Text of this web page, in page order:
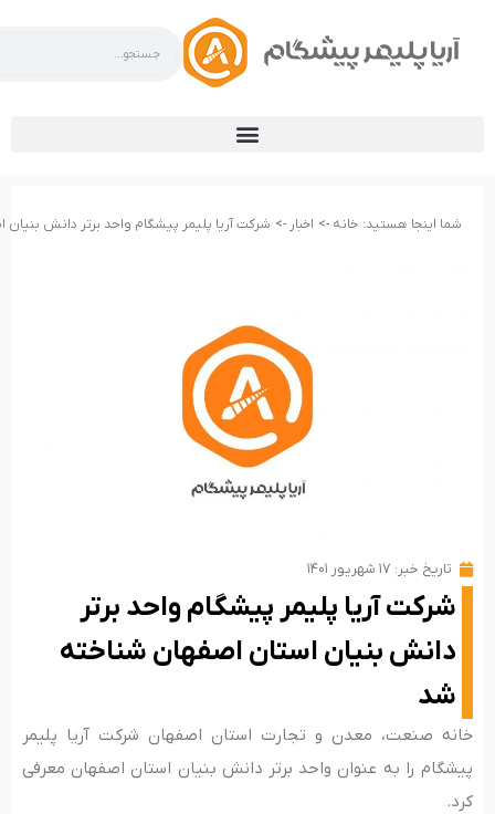
شما اینجا هستید: خانه -> اخبار -> شرکت آریا پلیمر پیشگام واحد برتر دانش
تاریخ خبر: ۱۷ شهریور ۱۴۰۱
شرکت آریا پلیمر پیشگام واحد برتر
دانش بنیان استان اصفهان شناخته
شد
خانه صنعت، معدن و تجارت استان اصفهان شرکت آریا پلیمر
پیشگام را به عنوان واحد برتر دانش بنیان استان اصفهان معرفی
کرد.